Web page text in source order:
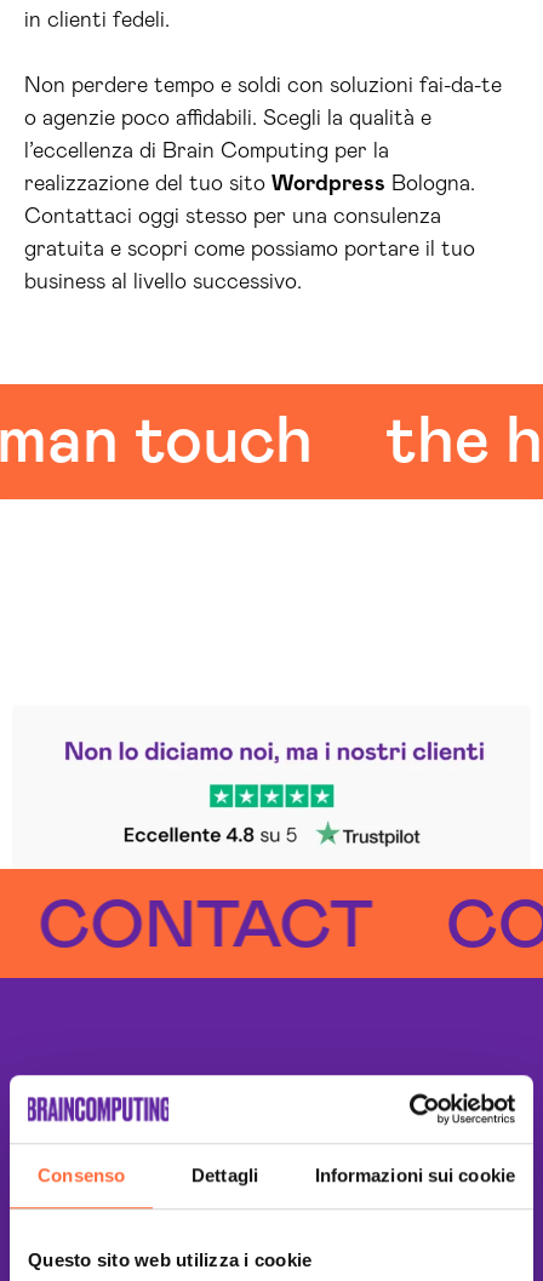
Consenso Dettagli Informazioni sui cookie
Questo sito web utilizza i cookie
in clienti fedeli.
Non perdere tempo e soldi con soluzioni fai-da-te
o agenzie poco affidabili. Scegli la qualità e
l’eccellenza di Brain Computing per la
realizzazione del tuo sito Wordpress Bologna.
Contattaci oggi stesso per una consulenza
gratuita e scopri come possiamo portare il tuo
business al livello successivo.
touch the
Trustpilot